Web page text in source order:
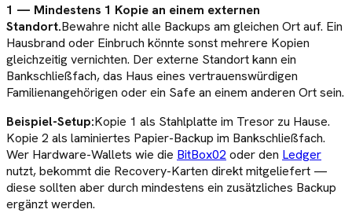
1 — Mindestens 1 Kopie an einem externen
Standort.Bewahre nicht alle Backups am gleichen Ort auf. Ein
Hausbrand oder Einbruch könnte sonst mehrere Kopien
gleichzeitig vernichten. Der externe Standort kann ein
Bankschließfach, das Haus eines vertrauenswürdigen
Familienangehörigen oder ein Safe an einem anderen Ort sein.
Beispiel-Setup:Kopie 1 als Stahlplatte im Tresor zu Hause.
Kopie 2 als laminiertes Papier-Backup im Bankschließfach.
Wer Hardware-Wallets wie die BitBox02 oder den Ledger
nutzt, bekommt die Recovery-Karten direkt mitgeliefert —
diese sollten aber durch mindestens ein zusätzliches Backup
ergänzt werden.